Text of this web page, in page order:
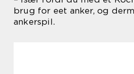
brug for eet anker, og
ankerspil.